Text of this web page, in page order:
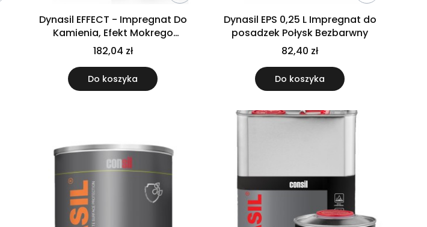
Dynasil EFFECT - Impregnat Do
Kamienia, Efekt Mokrego
Kamienia
182,04 zł
Do koszyka
Dynasil EPS 0,25 L Impregnat do
posadzek Połysk Bezbarwny
82,40 zł
Do koszyka